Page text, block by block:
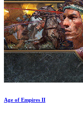
Age of Empires II